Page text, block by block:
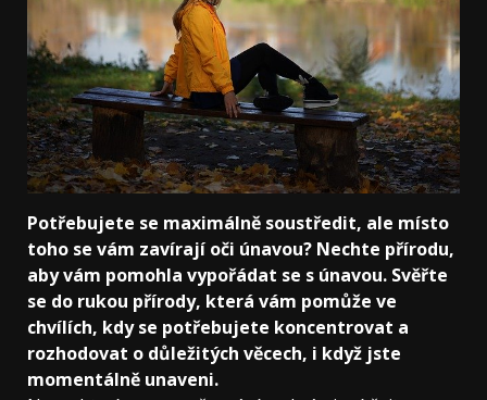
Potřebujete se maximálně soustředit, ale místo
toho se vám zavírají oči únavou? Nechte přírodu,
aby vám pomohla vypořádat se s únavou. Svěřte
se do rukou přírody, která vám pomůže ve
chvílích, kdy se potřebujete koncentrovat a
rozhodovat o důležitých věcech, i když jste
momentálně unaveni.